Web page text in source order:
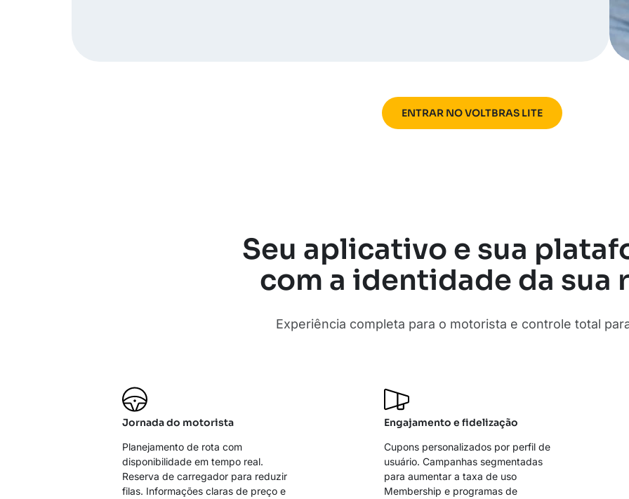
ENTRAR NO VOLTBRAS LITE
Seu aplicativo e sua
com a identidade da sua
Experiência completa para o motorista e controle total
Jornada do motorista
Planejamento de rota com
disponibilidade em tempo real.
Reserva de carregador para reduzir
filas. Informações claras de preço e
Engajamento e fidelização
Cupons personalizados por perfil de
usuário. Campanhas segmentadas
para aumentar a taxa de uso
Membership e programas de